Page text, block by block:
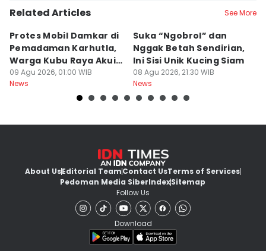
Related Articles See More
Protes Mobil Damkar di
Pemadaman Karhutla,
Warga Kubu Raya Akui
Khilaf
09 Agu 2026, 01:00 WIB
News
Suka “Ngobrol” dan
Nggak Betah Sendirian,
Ini Sisi Unik Kucing Siam
08 Agu 2026, 21:30 WIB
News
About UsEditorial TeamContact UsTerms of Services
Pedoman Media SiberIndexSitemap
Follow Us
Download